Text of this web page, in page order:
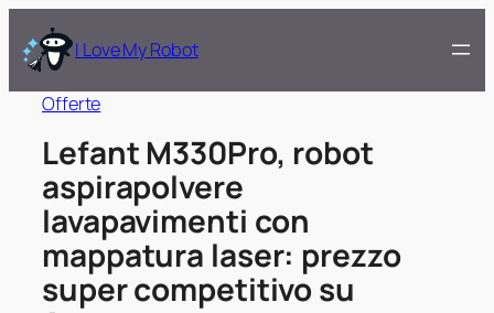
I Love My Robot
Offerte
Lefant M330Pro, robot
aspirapolvere
lavapavimenti con
mappatura laser: prezzo
super competitivo su